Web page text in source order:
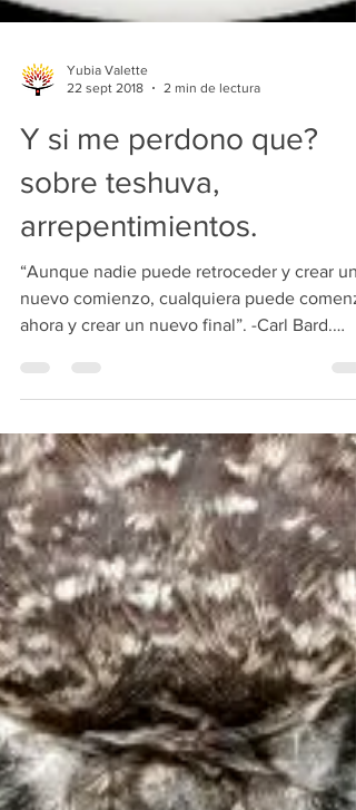
Yubia Valette
Y si me perdono que?
arrepentimientos.
nuevo comienzo, cualquiera puede
ahora y crear un nuevo final”. -Carl Bard.